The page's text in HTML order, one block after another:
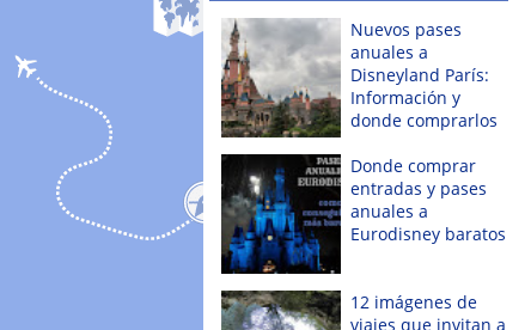
Nuevos pases
anuales a
Disneyland París:
Información y
donde comprarlos
Donde comprar
entradas y pases
anuales a
Eurodisney baratos
12 imágenes de
viajes que invitan a